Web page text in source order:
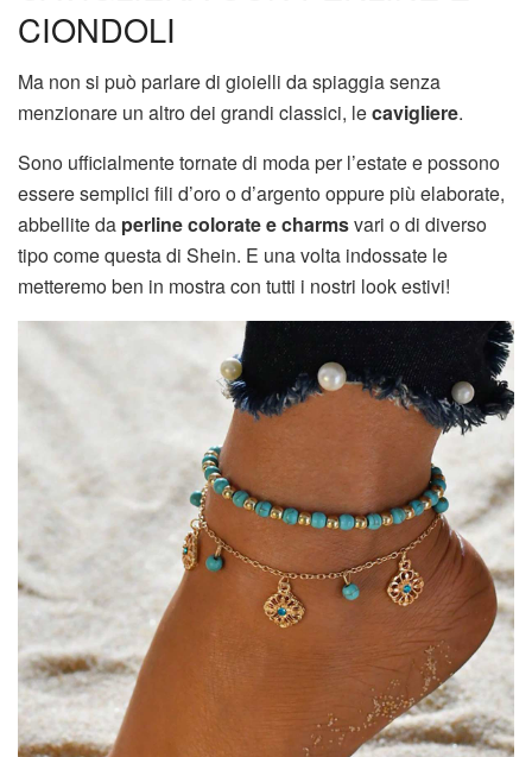
CIONDOLI
Ma non si può parlare di gioielli da spiaggia senza
menzionare un altro dei grandi classici, lecavigliere.
Sono ufficialmente tornate di moda per l’estate e possono
essere semplici fili d’oro o d’argento oppure più elaborate,
abbellite da perline colorate e charmsvari o di diverso
tipo come questa di Shein. E una volta indossate le
metteremo ben in mostra con tutti i nostri look estivi!